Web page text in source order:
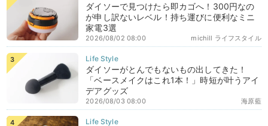
ダイソーで見つけたら即カゴへ！300円なの
が申し訳ないレベル！持ち運びに便利なミニ
家電3選
michill ライフスタイル
2026/08/02 08:00
ダイソーがとんでもないもの出してきた！
「ベースメイクはこれ1本！」時短が叶うアイ
デアグッズ
海原藍
2026/08/03 08:00